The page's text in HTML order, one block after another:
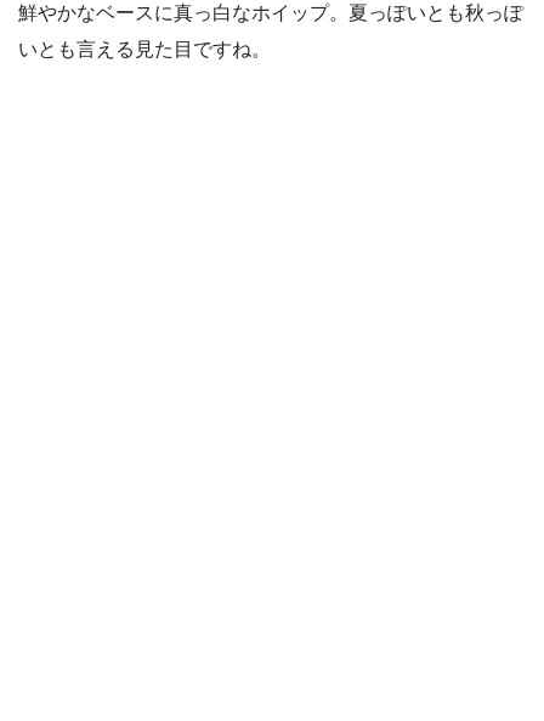
鮮やかなベースに真っ白なホイップ。夏っぽいとも秋っぽ
いとも言える見た目ですね。